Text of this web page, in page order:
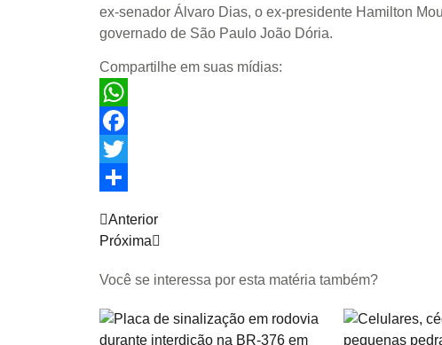
ex-senador Álvaro Dias, o ex-presidente Hamilton
governado de São Paulo João Dória.
Compartilhe em suas mídias:
WhatsApp
Facebook
Twitter
Anterior
Próxima
Você se interessa por esta matéria também?